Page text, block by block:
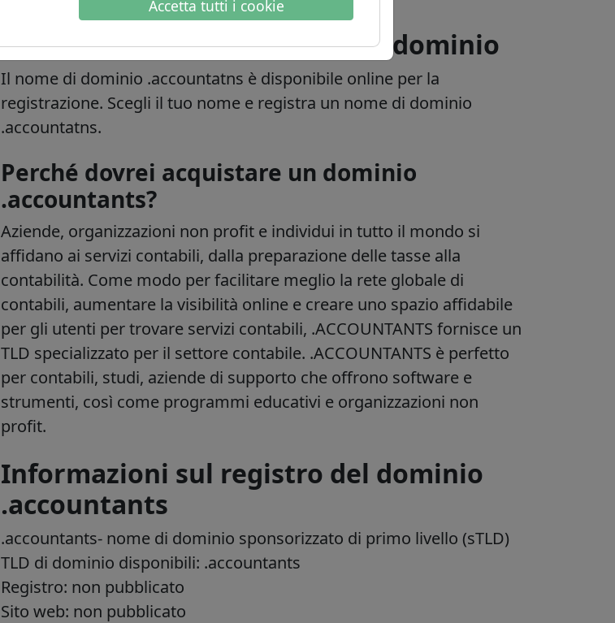
Accetta tutti i cookie
.accountants informazioni sul dominio
Il nome di dominio .accountatns è disponibile online per la
registrazione. Scegli il tuo nome e registra un nome di dominio
.accountatns.
Perché dovrei acquistare un dominio
.accountants?
Aziende, organizzazioni non profit e individui in tutto il mondo si
affidano ai servizi contabili, dalla preparazione delle tasse alla
contabilità. Come modo per facilitare meglio la rete globale di
contabili, aumentare la visibilità online e creare uno spazio affidabile
per gli utenti per trovare servizi contabili, .ACCOUNTANTS fornisce un
TLD specializzato per il settore contabile. .ACCOUNTANTS è perfetto
per contabili, studi, aziende di supporto che offrono software e
strumenti, così come programmi educativi e organizzazioni non
profit.
Informazioni sul registro del dominio
.accountants
.accountants- nome di dominio sponsorizzato di primo livello (sTLD)
TLD di dominio disponibili: .accountants
Registro: non pubblicato
Sito web: non pubblicato